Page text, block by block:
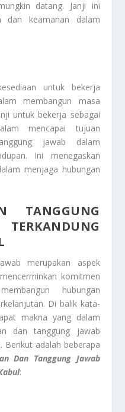
datang. Janji ini
dan keamanan dalam
untuk bekerja
membangun masa
untuk bekerja sebagai
mencapai tujuan
jawab dalam
Ini menegaskan
menjaga hubungan
TANGGUNG
merupakan aspek
komitmen
hubungan
Di balik kata-
makna yang dalam
dan tanggung jawab
Berikut adalah beberapa
Dan Tanggung Jawab
: